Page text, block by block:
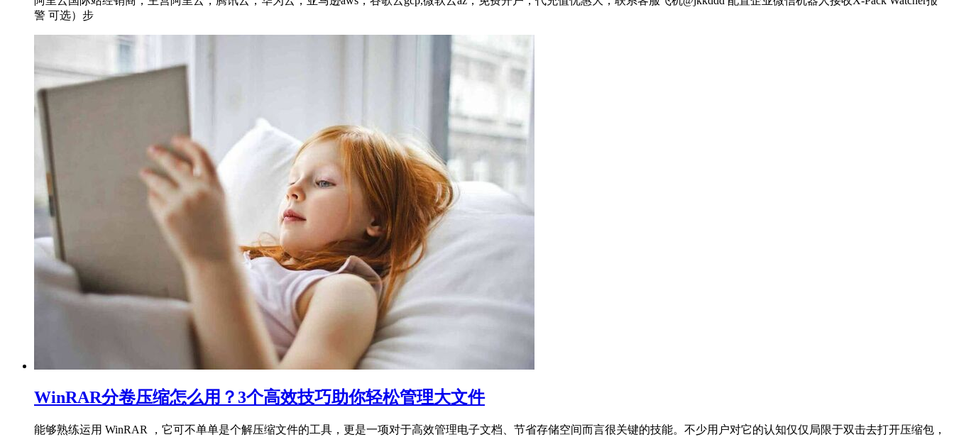
警 可选）步
WinRAR分卷压缩怎么用？3个高效技巧助你轻松管理大文件
能够熟练运用 WinRAR ，它可不单单是个解压缩文件的工具，更是一项对于高效管理电子文档、节省存储空间而言很关键的技能。不少用户对它的认知仅仅局限于双击去打开压缩包，